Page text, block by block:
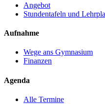
Angebot
Stundentafeln und
Aufnahme
Wege ans Gymnasium
Finanzen
Agenda
Alle Termine